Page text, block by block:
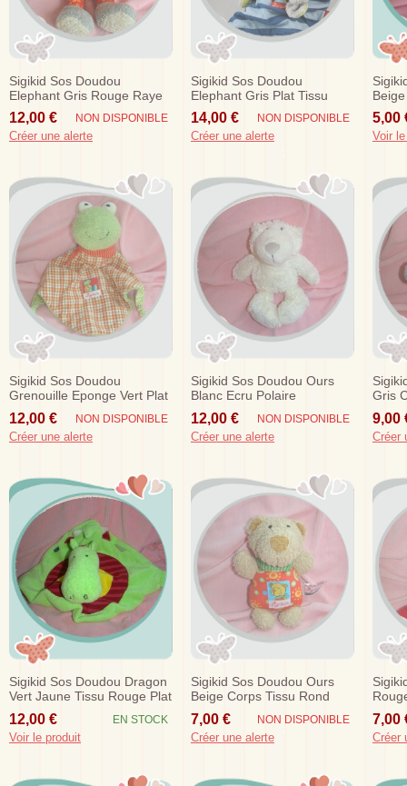
Sigikid Sos Doudou
Elephant Gris Rouge Raye
Jaune
12,00 € NON DISPONIBLE
Créer une alerte
Sigikid Sos Doudou
Elephant Gris Plat Tissu
Raye Bleu
14,00 € NON DISPONIBLE
Créer une alerte
Hipp
5,00
Voir
Sigikid Sos Doudou
Grenouille Eponge Vert Plat
Raye Rouge Noeud
12,00 € NON DISPONIBLE
Créer une alerte
Sigikid Sos Doudou Ours
Blanc Ecru Polaire
12,00 € NON DISPONIBLE
Créer une alerte
Gris
9,00
Créer
Sigikid Sos Doudou Dragon
Vert Jaune Tissu Rouge Plat
12,00 € EN STOCK
Voir le produit
Sigikid Sos Doudou Ours
Beige Corps Tissu Rond
Rouge
7,00 € NON DISPONIBLE
Créer une alerte
Vert
7,00
Créer